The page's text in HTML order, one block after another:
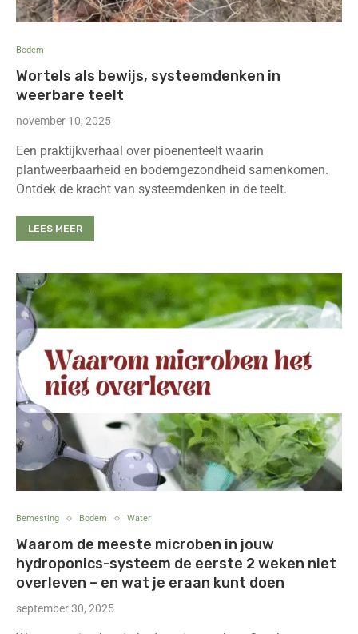
Bodem
Wortels als bewijs, systeemdenken in
weerbare teelt
november 10, 2025
Een praktijkverhaal over pioenenteelt waarin
plantweerbaarheid en bodemgezondheid samenkomen.
Ontdek de kracht van systeemdenken in de teelt.
LEES MEER
Bemesting Bodem Water
Waarom de meeste microben in jouw
hydroponics-systeem de eerste 2 weken niet
overleven – en wat je eraan kunt doen
september 30, 2025